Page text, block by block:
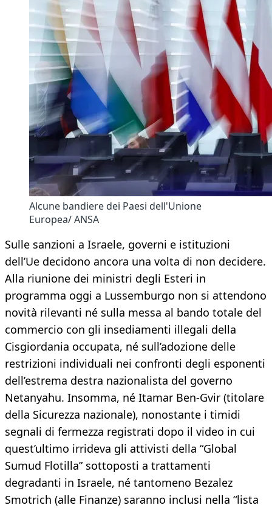
Alcune bandiere dei Paesi dell'Unione
Europea/ ANSA
Sulle sanzioni a Israele, governi e istituzioni
dell’Ue decidono ancora una volta di non decidere.
Alla riunione dei ministri degli Esteri in
programma oggi a Lussemburgo non si attendono
novità rilevanti né sulla messa al bando totale del
commercio con gli insediamenti illegali della
Cisgiordania occupata, né sull’adozione delle
restrizioni individuali nei confronti degli esponenti
dell’estrema destra nazionalista del governo
Netanyahu. Insomma, né Itamar Ben-Gvir (titolare
della Sicurezza nazionale), nonostante i timidi
segnali di fermezza registrati dopo il video in cui
quest’ultimo irrideva gli attivisti della “Global
Sumud Flotilla” sottoposti a trattamenti
degradanti in Israele, né tantomeno Bezalez
Smotrich (alle Finanze) saranno inclusi nella “lista